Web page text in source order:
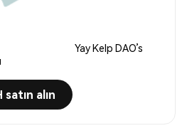
Yay Kelp DAO’s
satın alın